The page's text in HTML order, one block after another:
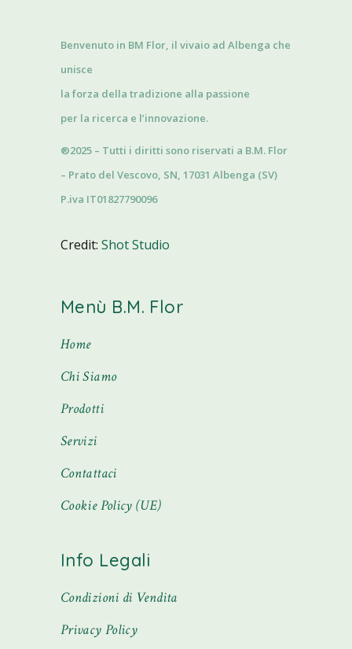
Benvenuto in BM Flor, il vivaio ad Albenga che
unisce
la forza della tradizione alla passione
per la ricerca e l’innovazione.
®2025 – Tutti i diritti sono riservati a B.M. Flor
– Prato del Vescovo, SN, 17031 Albenga (SV)
P.iva IT01827790096
Credit:Shot Studio
Menù B.M. Flor
Home
Chi Siamo
Prodotti
Servizi
Contattaci
Cookie Policy (UE)
Info Legali
Condizioni di Vendita
Privacy Policy